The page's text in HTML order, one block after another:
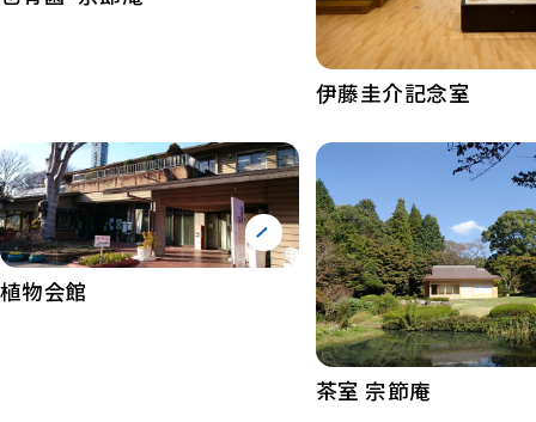
伊藤圭介記念室
植物会館
茶室 宗節庵